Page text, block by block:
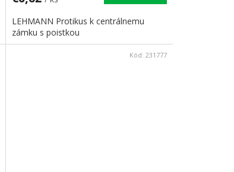
LEHMANN Protikus k centrálnemu
zámku s poistkou
Kód: 231777